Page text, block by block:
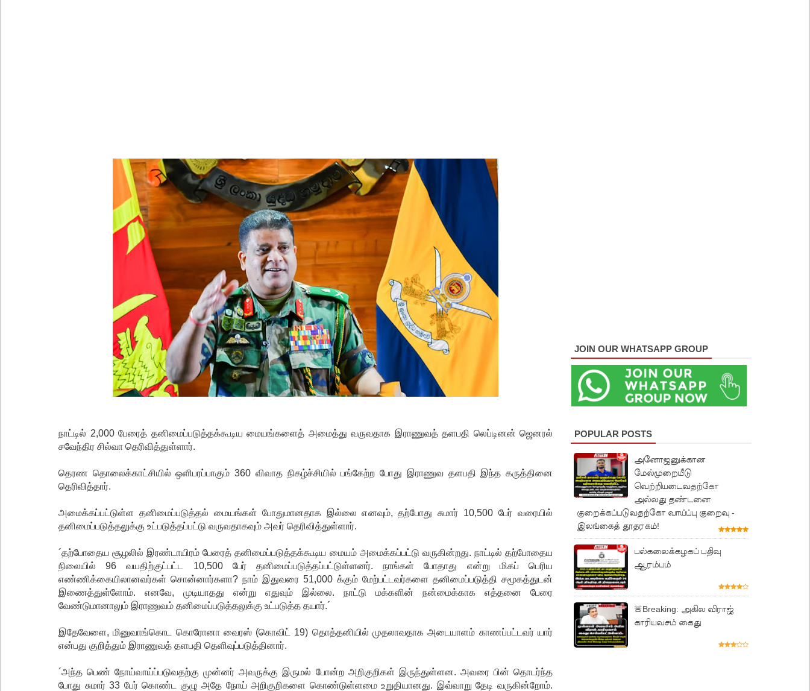
நாட்டில் 2,000 பேரைத் தனிமைப்படுத்தக்கூடிய மையங்களைத் அமைத்து வருவதாக இராணுவத் தளபதி லெப்டினன் ஜெனரல்
சவேந்திர சில்வா தெரிவித்துள்ளார்.
தெரண தொலைக்காட்சியில் ஒளிபரப்பாகும் 360 விவாத நிகழ்ச்சியில் பங்கேற்ற போது இராணுவ தளபதி இந்த கருத்தினை
தெரிவித்தார்.
அமைக்கப்பட்டுள்ள தனிமைப்படுத்தல் மையங்கள் போதுமானதாக இல்லை எனவும், தற்போது சுமார் 10,500 பேர் வரையில்
தனிமைப்படுத்தலுக்கு உட்படுத்தப்பட்டு வருவதாகவும் அவர் தெரிவித்துள்ளார்.
´தற்போதைய சூழலில் இரண்டாயிரம் பேரைத் தனிமைப்படுத்தக்கூடிய மையம் அமைக்கப்பட்டு வருகின்றது. நாட்டில் தற்போதைய
நிலையில் 96 வயதிற்குட்பட்ட 10,500 பேர் தனிமைப்படுத்தப்பட்டுள்ளனர். நாங்கள் போதாது என்று மிகப் பெரிய
எண்ணிக்கையிலானவர்கள் சொன்னார்களா? நாம் இதுவரை 51,000 க்கும் மேற்பட்டவர்களை தனிமைப்படுத்தி சமூகத்துடன்
இணைத்துள்ளோம். எனவே, முடியாதது என்று எதுவும் இல்லை. நாட்டு மக்களின் நன்மைக்காக எத்தனை பேரை
வேண்டுமானாலும் இராணுவம் தனிமைப்படுத்தலுக்கு உட்படுத்த தயார்.´
இதேவேளை, மினுவாங்கொட கொரோனா வைரஸ் (கொவிட் 19) தொத்தனியில் முதலாவதாக அடையாளம் காணப்பட்டவர் யார்
என்பது குறித்தும் இராணுவத் தளபதி தெளிவுப்படுத்தினார்.
´அந்த பெண் நோய்வாய்ப்படுவதற்கு முன்னர் அவருக்கு இருமல் போன்ற அறிகுறிகள் இருந்துள்ளன. அவரை பின் தொடர்ந்த
போது சுமார் 33 பேர் கொண்ட குழு அதே நோய் அறிகுறிகளை கொண்டுள்ளமை உறுதியானது. இவ்வாறு தேடி வருகின்றோம்.
JOIN OUR WHATSAPP GROUP
POPULAR POSTS
அனோஜனுக்கான
மேல்முறையீடு
வெற்றியடைவதற்கோ
அல்லது தண்டனை
குறைக்கப்படுவதற்கோ வாய்ப்பு குறைவு -
இலங்கைத் தூதரகம்!
பல்கலைக்கழகப் பதிவு
ஆரம்பம்
🚨Breaking: அகில விராஜ்
காரியவசம் கைது